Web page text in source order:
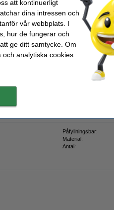
har en stilren och modern design.
i handen. Dra in eller förläng
Påfyllningsbar:
Material:
Antal:
att kontinuerligt
dina intressen och
vår webbplats. I
hur de fungerar och
ge ditt samtycke. Om
analytiska cookies